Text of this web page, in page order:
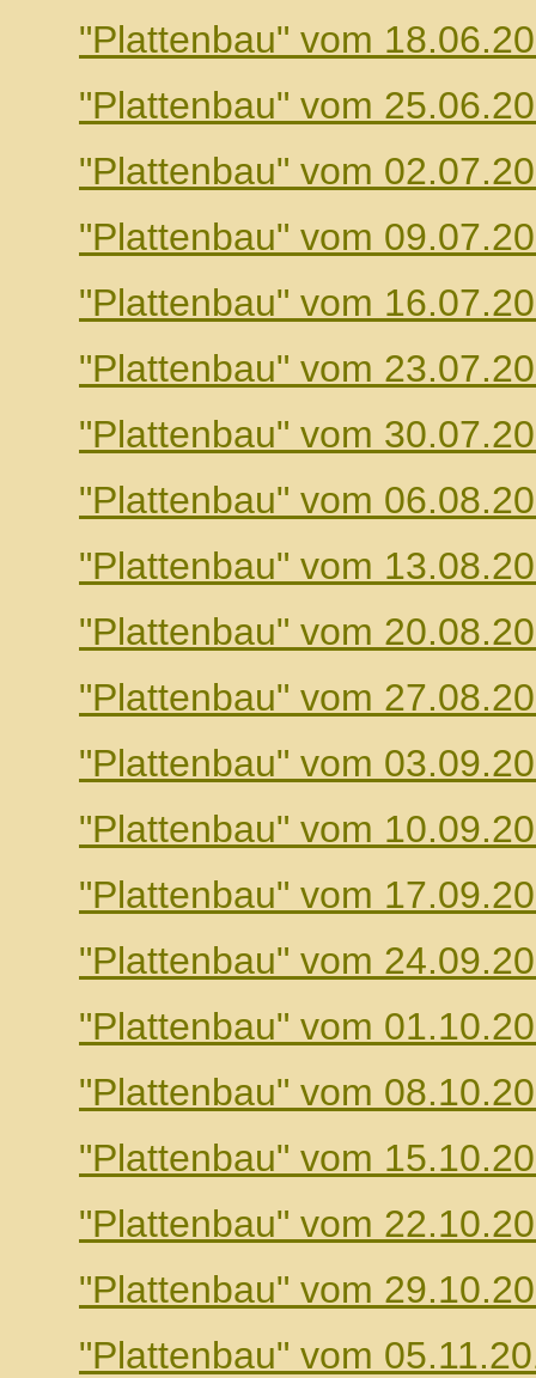
"Plattenbau" vom
"Plattenbau" vom
"Plattenbau" vom
"Plattenbau" vom
"Plattenbau" vom
"Plattenbau" vom
"Plattenbau" vom
"Plattenbau" vom
"Plattenbau" vom
"Plattenbau" vom
"Plattenbau" vom
"Plattenbau" vom
"Plattenbau" vom
"Plattenbau" vom
"Plattenbau" vom
"Plattenbau" vom
"Plattenbau" vom
"Plattenbau" vom
"Plattenbau" vom
"Plattenbau" vom
"Plattenbau" vom